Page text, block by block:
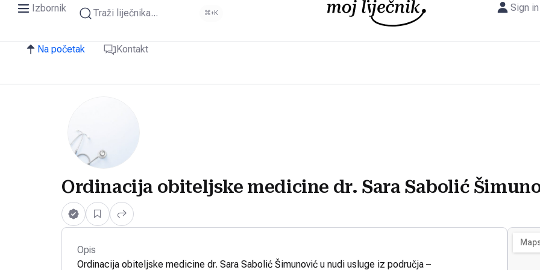
Izbornik Traži liječnika... ⌘+K Sign in
Na početak Kontakt
Ordinacija obiteljske medicine dr. Sara Sabolić
Opis
Ordinacija obiteljske medicine dr. Sara Sabolić Šimunović u nudi usluge iz područja –